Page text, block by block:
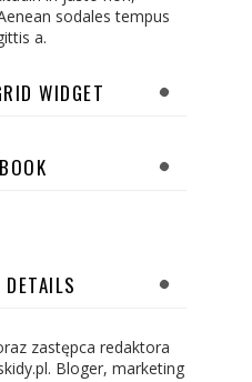
sodales tempus
a.
WIDGET
zastępca redaktora
Bloger, marketing